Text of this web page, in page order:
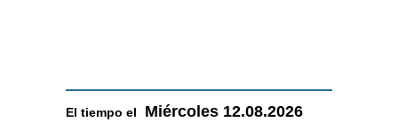
El tiempo el Miércoles 12.08.2026